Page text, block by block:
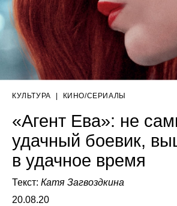
КУЛЬТУРА КИНО/СЕРИАЛЫ
«Агент Ева»: не
удачный боевик,
в удачное время
Текст: Катя Загвоздкина
20.08.20